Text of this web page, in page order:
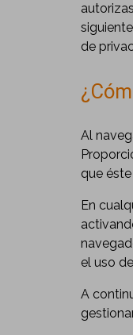
de
Al
que
En
el uso
A